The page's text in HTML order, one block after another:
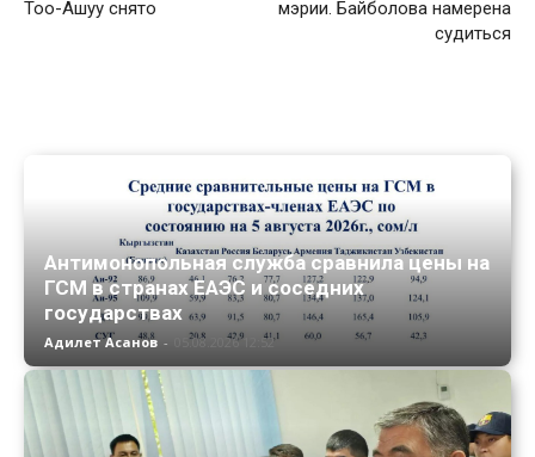
Тоо-Ашуу снято
мэрии. Байболова намерена
судиться
Антимонопольная служба сравнила цены на
ГСМ в странах ЕАЭС и соседних
государствах
Адилет Асанов - 05.08.2026 12:52